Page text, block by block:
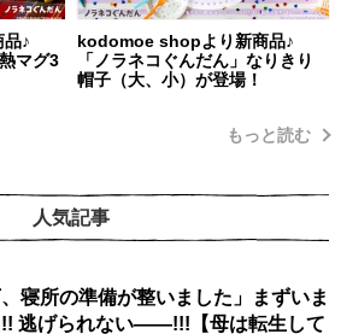
♪
マグ3
kodomoe shopより新商品♪
「ノラネコぐんだん」なりきり
帽子（大、小）が登場！
もっと読む
人気記事
、寝所の準備が整いました」まずいま
逃げられない――!!!【母は転生して